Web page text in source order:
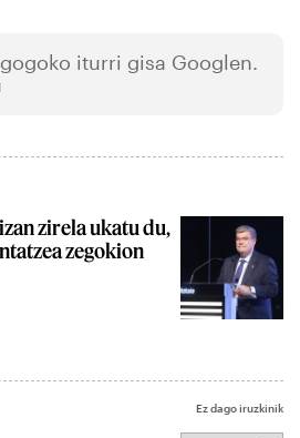
gogoko iturri gisa Googlen.
zirela ukatu du,
zegokion
Ez dago iruzkinik